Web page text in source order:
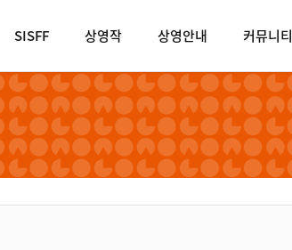
SISFF 상영작 상영안내 커뮤니티